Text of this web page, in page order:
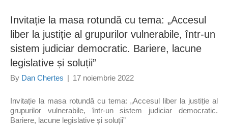
Invitație la masa rotundă cu tema: „Accesul
liber la justiție al grupurilor vulnerabile, într-un
sistem judiciar democratic. Bariere, lacune
legislative și soluții”
By Dan Chertes | 17 noiembrie 2022
Invitație la masa rotundă cu tema: „Accesul liber la justiție al
grupurilor vulnerabile, într-un sistem judiciar democratic.
Bariere, lacune legislative și soluții”